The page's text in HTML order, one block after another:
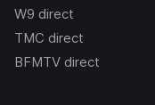
W9 direct
TMC direct
BFMTV direct